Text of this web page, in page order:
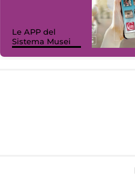
Le APP del
Sistema Musei